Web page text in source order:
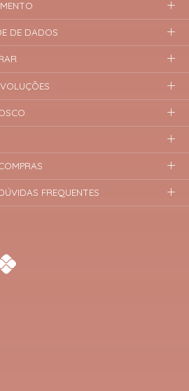
DE DADOS
FREQUENTES